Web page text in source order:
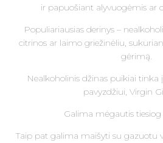
ir papuošiant alyvuogėmis ar
Populiariausias derinys –
citrinos ar laimo griežinėliu,
gėrimą.
Nealkoholinis džinas puikiai tinka
pavyzdžiui, Virgin
Galima mėgautis tiesiog
Taip pat galima maišyti su gazuotu